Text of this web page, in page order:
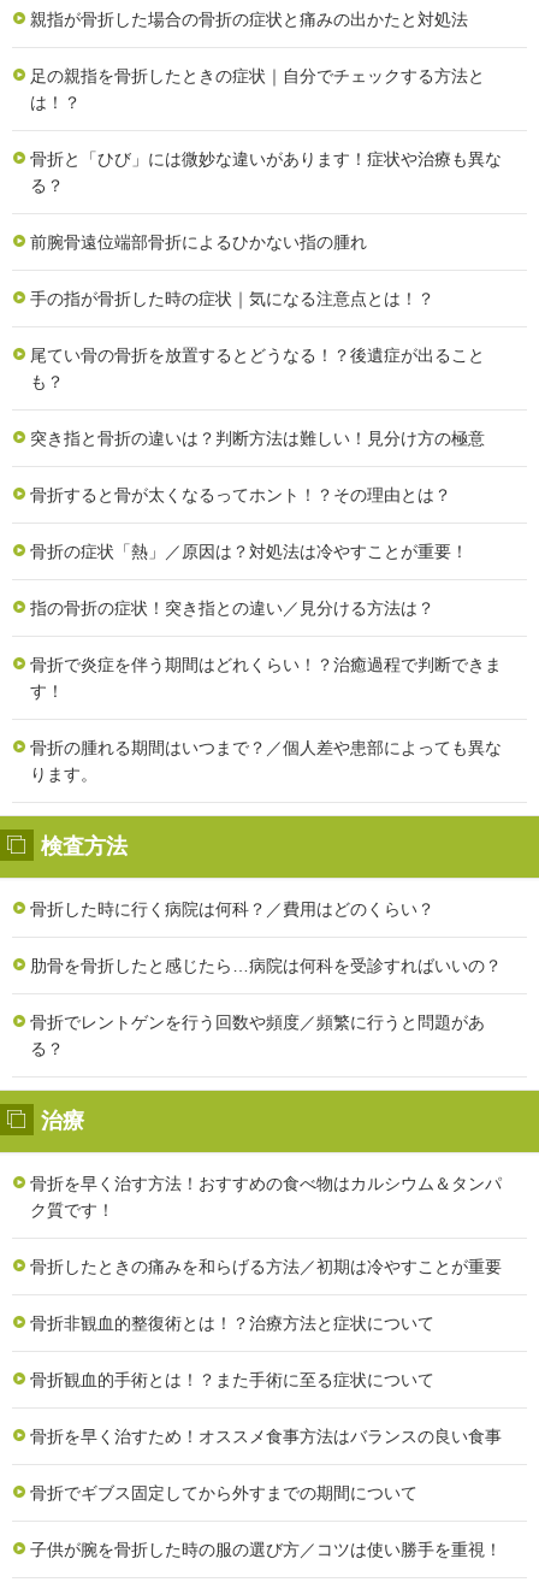
親指が骨折した場合の骨折の症状と痛みの出かたと対処法
足の親指を骨折したときの症状｜自分でチェックする方法と
は！？
骨折と「ひび」には微妙な違いがあります！症状や治療も異な
る？
前腕骨遠位端部骨折によるひかない指の腫れ
手の指が骨折した時の症状｜気になる注意点とは！？
尾てい骨の骨折を放置するとどうなる！？後遺症が出ること
も？
突き指と骨折の違いは？判断方法は難しい！見分け方の極意
骨折すると骨が太くなるってホント！？その理由とは？
骨折の症状「熱」／原因は？対処法は冷やすことが重要！
指の骨折の症状！突き指との違い／見分ける方法は？
骨折で炎症を伴う期間はどれくらい！？治癒過程で判断できま
す！
骨折の腫れる期間はいつまで？／個人差や患部によっても異な
ります。
検査方法
骨折した時に行く病院は何科？／費用はどのくらい？
肋骨を骨折したと感じたら…病院は何科を受診すればいいの？
骨折でレントゲンを行う回数や頻度／頻繁に行うと問題があ
る？
治療
骨折を早く治す方法！おすすめの食べ物はカルシウム＆タンパ
ク質です！
骨折したときの痛みを和らげる方法／初期は冷やすことが重要
骨折非観血的整復術とは！？治療方法と症状について
骨折観血的手術とは！？また手術に至る症状について
骨折を早く治すため！オススメ食事方法はバランスの良い食事
骨折でギブス固定してから外すまでの期間について
子供が腕を骨折した時の服の選び方／コツは使い勝手を重視！